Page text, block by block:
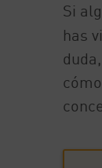
Si
has